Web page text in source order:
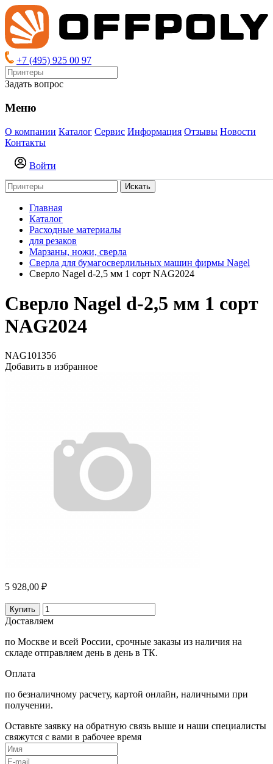
+7 (495) 925 00 97
Задать вопрос
Меню
О компании Каталог Сервис Информация Отзывы Новости
Контакты
Войти
Искать
Главная
Каталог
Расходные материалы
для резаков
Марзаны, ножи, сверла
Сверла для бумагосверлильных машин фирмы Nagel
Сверло Nagel d-2,5 мм 1 сорт NAG2024
Сверло Nagel d-2,5 мм 1 сорт
NAG2024
NAG101356
Добавить в избранное
5 928,00 ₽
Купить
Доставляем
по Москве и всей России, срочные заказы из наличия на
складе отправляем день в день в ТК.
Оплата
по безналичному расчету, картой онлайн, наличными при
получении.
Оставьте заявку на обратную связь выше и наши специалисты
свяжутся с вами в рабочее время